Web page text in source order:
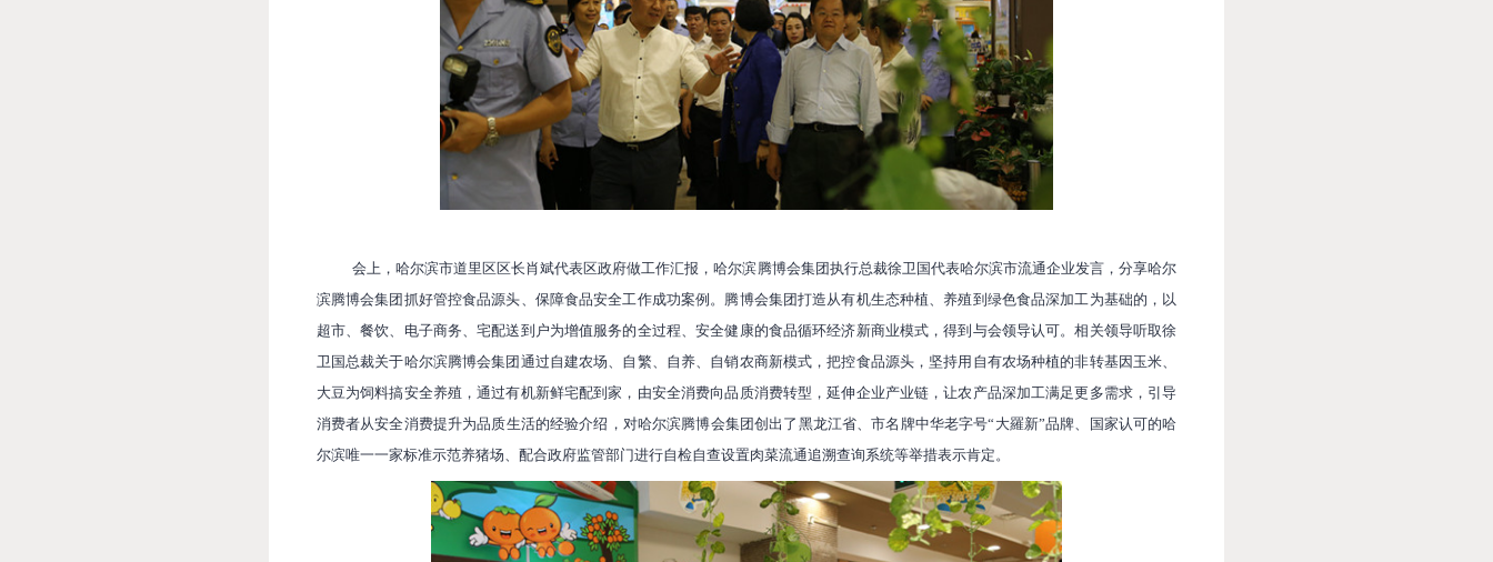
会上，哈尔滨市道里区区长肖斌代表区政府做工作汇报，哈尔滨腾博会集团执行总裁徐卫国代表哈尔滨市流通企业发言，分享哈尔
滨腾博会集团抓好管控食品源头、保障食品安全工作成功案例。腾博会集团打造从有机生态种植、养殖到绿色食品深加工为基础的，以
超市、餐饮、电子商务、宅配送到户为增值服务的全过程、安全健康的食品循环经济新商业模式，得到与会领导认可。相关领导听取徐
卫国总裁关于哈尔滨腾博会集团通过自建农场、自繁、自养、自销农商新模式，把控食品源头，坚持用自有农场种植的非转基因玉米、
大豆为饲料搞安全养殖，通过有机新鲜宅配到家，由安全消费向品质消费转型，延伸企业产业链，让农产品深加工满足更多需求，引导
消费者从安全消费提升为品质生活的经验介绍，对哈尔滨腾博会集团创出了黑龙江省、市名牌中华老字号“大羅新”品牌、国家认可的哈
尔滨唯一一家标准示范养猪场、配合政府监管部门进行自检自查设置肉菜流通追溯查询系统等举措表示肯定。